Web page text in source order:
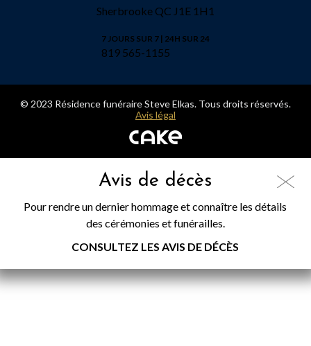
Sherbrooke QC J1E 1H1
7 JOURS SUR 7 | 24H SUR 24
819 565-1155
© 2023 Résidence funéraire Steve Elkas. Tous droits réservés.
Avis légal
Avis de décès
Pour rendre un dernier hommage et connaître les détails
des cérémonies et funérailles.
CONSULTEZ LES AVIS DE DÉCÈS